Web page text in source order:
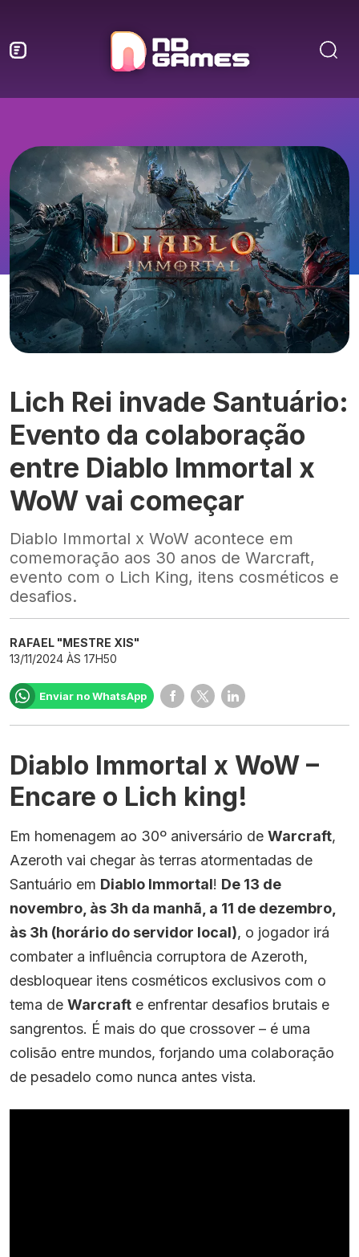
Lich Rei invade Santuário:
Evento da colaboração
entre Diablo Immortal x
WoW vai começar
Diablo Immortal x WoW acontece em
comemoração aos 30 anos de Warcraft,
evento com o Lich King, itens cosméticos e
desafios.
RAFAEL "MESTRE XIS"
13/11/2024 ÀS 17H50
Enviar no WhatsApp
Diablo Immortal x WoW –
Encare o Lich king!
Em homenagem ao 30º aniversário de Warcraft,
Azeroth vai chegar às terras atormentadas de
Santuário em Diablo Immortal! De 13 de
novembro, às 3h da manhã, a 11 de dezembro,
às 3h (horário do servidor local), o jogador irá
combater a influência corruptora de Azeroth,
desbloquear itens cosméticos exclusivos com o
tema de Warcraft e enfrentar desafios brutais e
sangrentos. É mais do que crossover – é uma
colisão entre mundos, forjando uma colaboração
de pesadelo como nunca antes vista.